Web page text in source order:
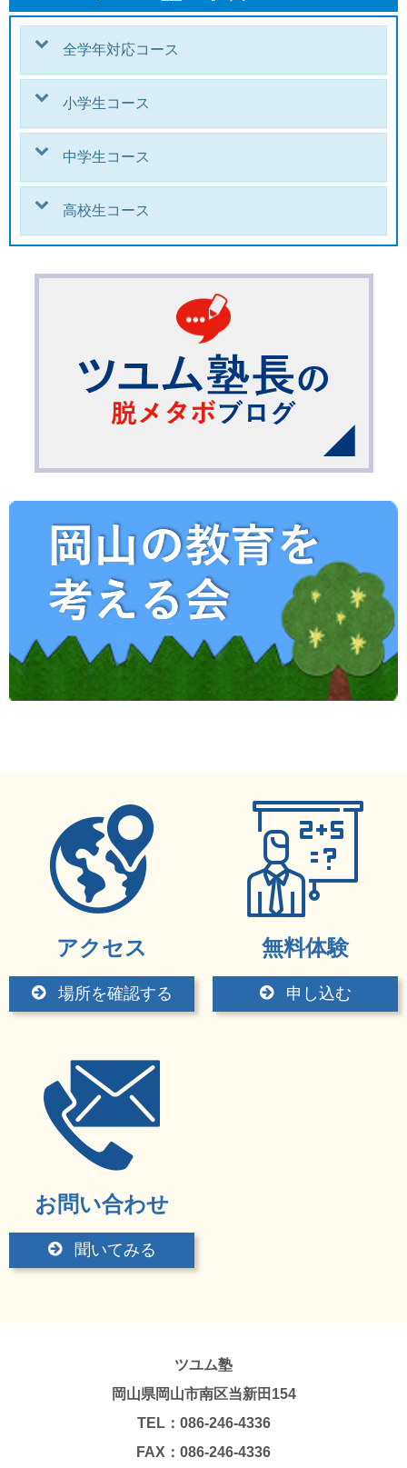
全学年対応コース
小学生コース
中学生コース
高校生コース
アクセス
場所を確認する
無料体験
申し込む
お問い合わせ
聞いてみる
ツユム塾
岡山県岡山市南区当新田154
TEL：086-246-4336
FAX：086-246-4336